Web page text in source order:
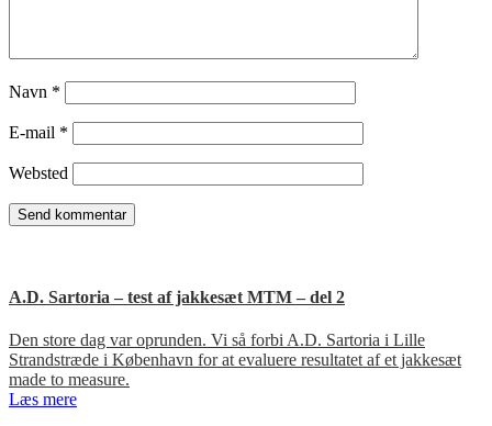
Navn *
E-mail *
Websted
A.D. Sartoria – test af jakkesæt MTM – del 2
Den store dag var oprunden. Vi så forbi A.D. Sartoria i Lille
Strandstræde i København for at evaluere resultatet af et jakkesæt
made to measure.
Læs mere